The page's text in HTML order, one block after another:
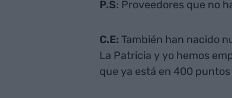
P.S: Proveedores que no
C.E: También han nacido
La Patricia y yo hemos
que ya está en 400